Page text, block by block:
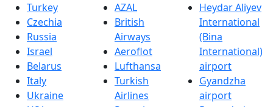
Turkey
Czechia
Russia
Israel
Belarus
Italy
Ukraine
AZAL
British
Airways
Aeroflot
Lufthansa
Turkish
Airlines
Heydar Aliyev
International
(Bina
International)
airport
Gyandzha
airport